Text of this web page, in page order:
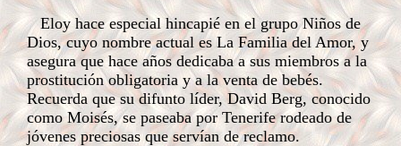
Eloy hace especial hincapié en el grupo Niños de
Dios, cuyo nombre actual es La Familia del Amor, y
asegura que hace años dedicaba a sus miembros a la
prostitución obligatoria y a la venta de bebés.
Recuerda que su difunto líder, David Berg, conocido
como Moisés, se paseaba por Tenerife rodeado de
jóvenes preciosas que servían de reclamo.